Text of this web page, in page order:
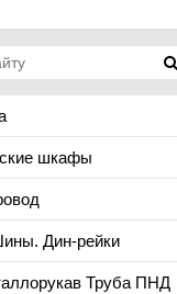
шкафы
Дин-рейки
Труба ПНД